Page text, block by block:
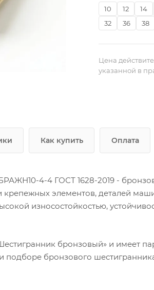
10 12 14
32
36 38
Цена
указанной в
Как купить Оплата
4-4 ГОСТ 1628-2019 -
элементов, деталей
износостойкостью,
бронзовый» и имеет
подборе бронзового